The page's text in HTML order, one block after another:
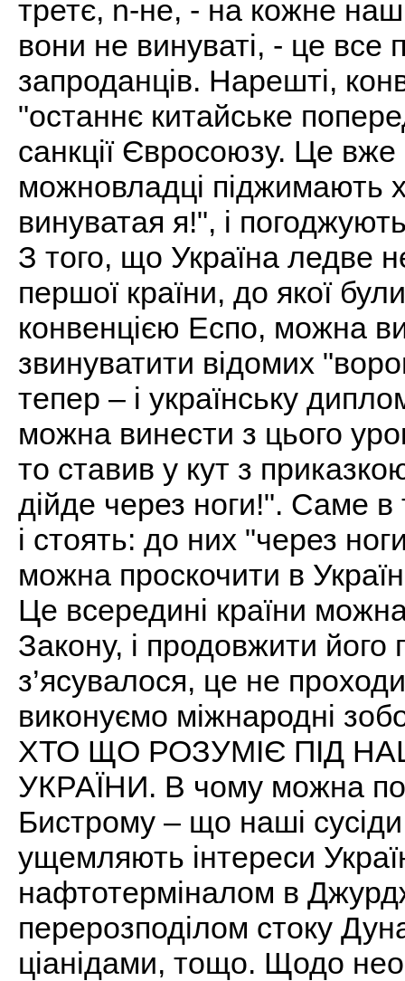
третє, n-не, - на кожне
вони не винуваті, - це все
запроданців. Нарешті,
"останнє китайське
санкції Євросоюзу. Це вже
можновладці піджимають
винуватая я!", і
З того, що Україна ледве
першої країни, до якої
конвенцією Еспо, можна
звинуватити відомих
тепер – і українську
можна винести з цього
то ставив у кут з
дійде через ноги!". Саме в
і стоять: до них "через
можна проскочити в
Це всередині країни
Закону, і продовжити
з’ясувалося, це не
виконуємо міжнародні
ХТО ЩО РОЗУМІЄ ПІД
УКРАЇНИ. В чому можна
Бистрому – що наші
ущемляють інтереси
нафтотерміналом в
перерозподілом стоку
ціанідами, тощо. Щодо